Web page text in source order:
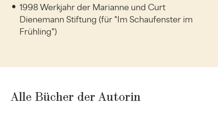
1998 Werkjahr der Marianne und Curt
Dienemann Stiftung (für "Im Schaufenster im
Frühling")
Alle Bücher der Autorin